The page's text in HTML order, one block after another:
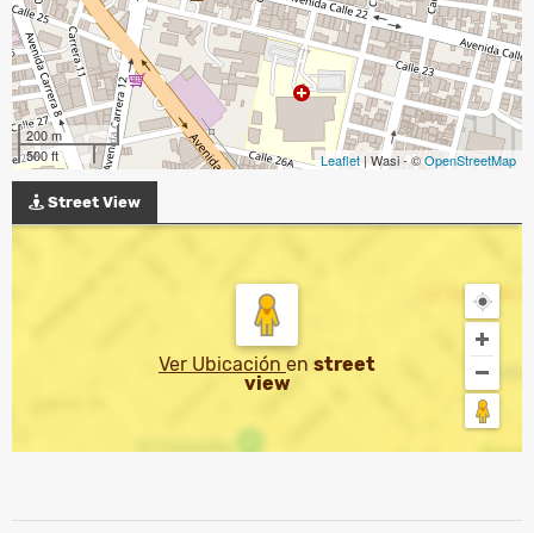
200 m
500 ft
Leaflet| Wasi - ©OpenStreetMap
Street View
Ver Ubicación en street
view